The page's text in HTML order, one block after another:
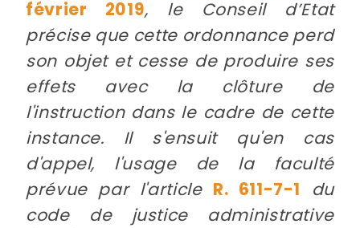
février 2019, le Conseil d’Etat
précise que cette ordonnance perd
son objet et cesse de produire ses
effets avec la clôture de
l'instruction dans le cadre de cette
instance. Il s'ensuit qu'en cas
d'appel, l'usage de la faculté
prévue par l'article R. 611-7-1 du
code de justice administrative